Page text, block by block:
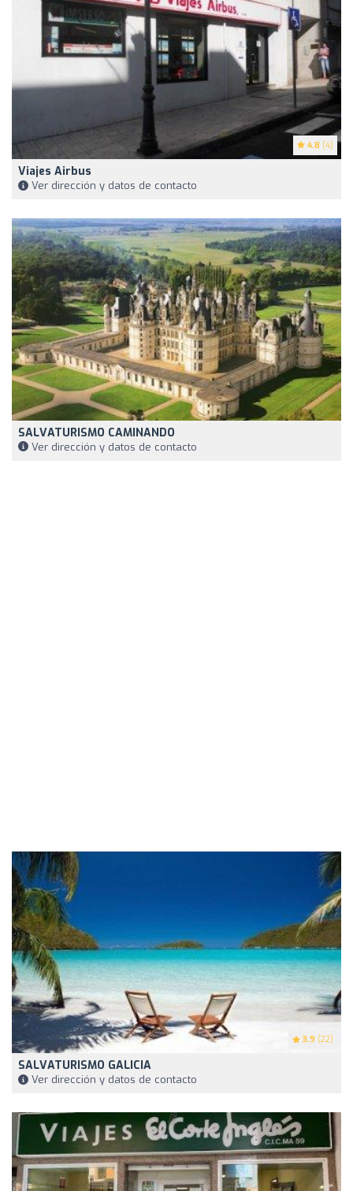
4.8 (4)
Viajes Airbus
Ver dirección y datos de contacto
SALVATURISMO CAMINANDO
Ver dirección y datos de contacto
3.9 (22)
SALVATURISMO GALICIA
Ver dirección y datos de contacto